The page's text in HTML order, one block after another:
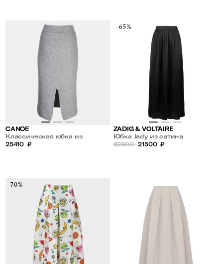
CANOE
Классическая юбка из
кашемира и шерсти
25410 ₽
-65%
ZADIG & VOLTAIRE
Юбка Jady из сатина
62800 21500 ₽
-70%